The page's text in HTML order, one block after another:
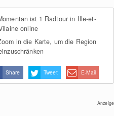
ist 1 Radtour in Ille-et-
online
in die Karte, um die Region
Share Tweet E-Mail
Anzeige